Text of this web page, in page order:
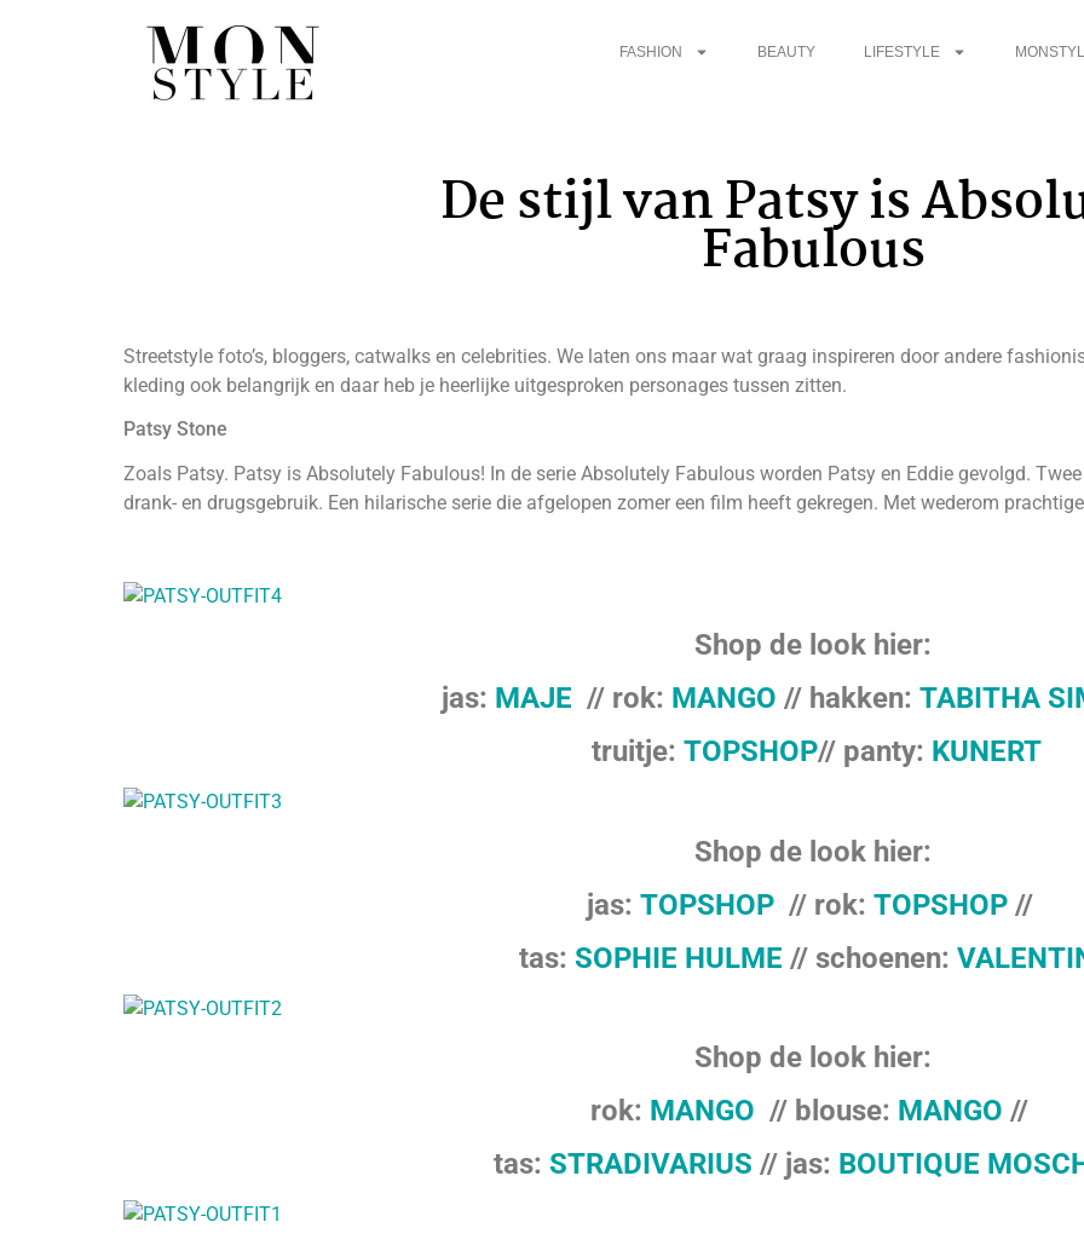
FASHION BEAUTY LIFESTYLE
De stijl van Patsy is
Fabulous
Streetstyle foto’s, bloggers, catwalks en celebrities. We laten ons maar wat graag inspireren door andere
kleding ook belangrijk en daar heb je heerlijke uitgesproken personages tussen zitten.
Patsy Stone
Zoals Patsy. Patsy is Absolutely Fabulous! In de serie Absolutely Fabulous worden Patsy en Eddie gevolgd.
drank- en drugsgebruik. Een hilarische serie die afgelopen zomer een film heeft gekregen. Met wederom
Shop de look hier:
jas: MAJE // rok: MANGO // hakken: TABITHA
truitje: TOPSHOP// panty: KUNERT
Shop de look hier:
jas: TOPSHOP// rok: TOPSHOP//
tas: SOPHIE HULME // schoenen:
Shop de look hier:
rok: MANGO // blouse: MANGO //
tas: STRADIVARIUS // jas: BOUTIQUE